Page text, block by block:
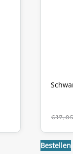
€
Bestellen